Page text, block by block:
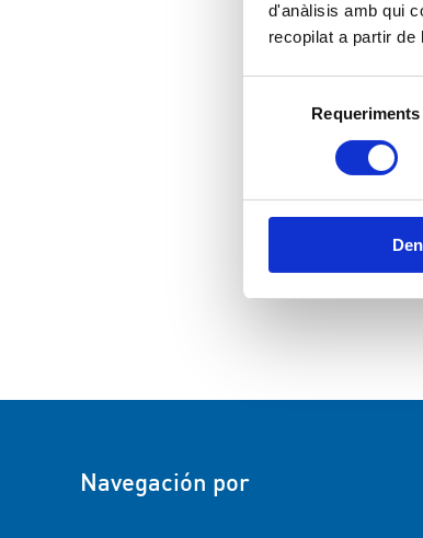
d'anàlisis amb qui
recopilat a partir
consentiment
Requeriments
Navegación por